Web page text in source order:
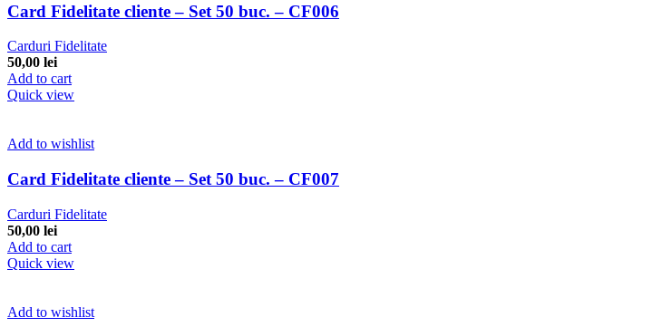
Card Fidelitate cliente – Set 50 buc. – CF006
Carduri Fidelitate
50,00 lei
Add to cart
Quick view
Add to wishlist
Card Fidelitate cliente – Set 50 buc. – CF007
Carduri Fidelitate
50,00 lei
Add to cart
Quick view
Add to wishlist